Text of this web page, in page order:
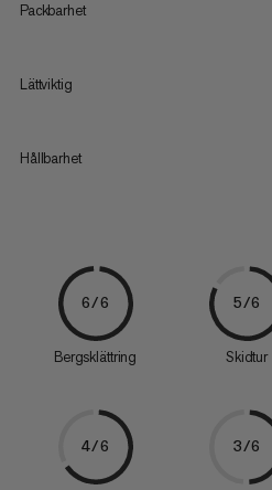
Packbarhet
Lättviktig
Hållbarhet
6/6
Bergsklättring
5/6
Skidtur
4/6 3/6